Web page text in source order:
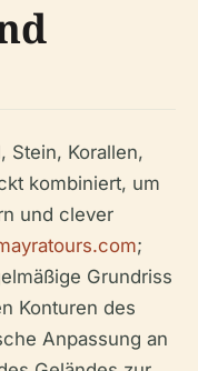
Stein, Korallen,
kombiniert, um
und clever
;
Grundriss
Konturen des
Anpassung an